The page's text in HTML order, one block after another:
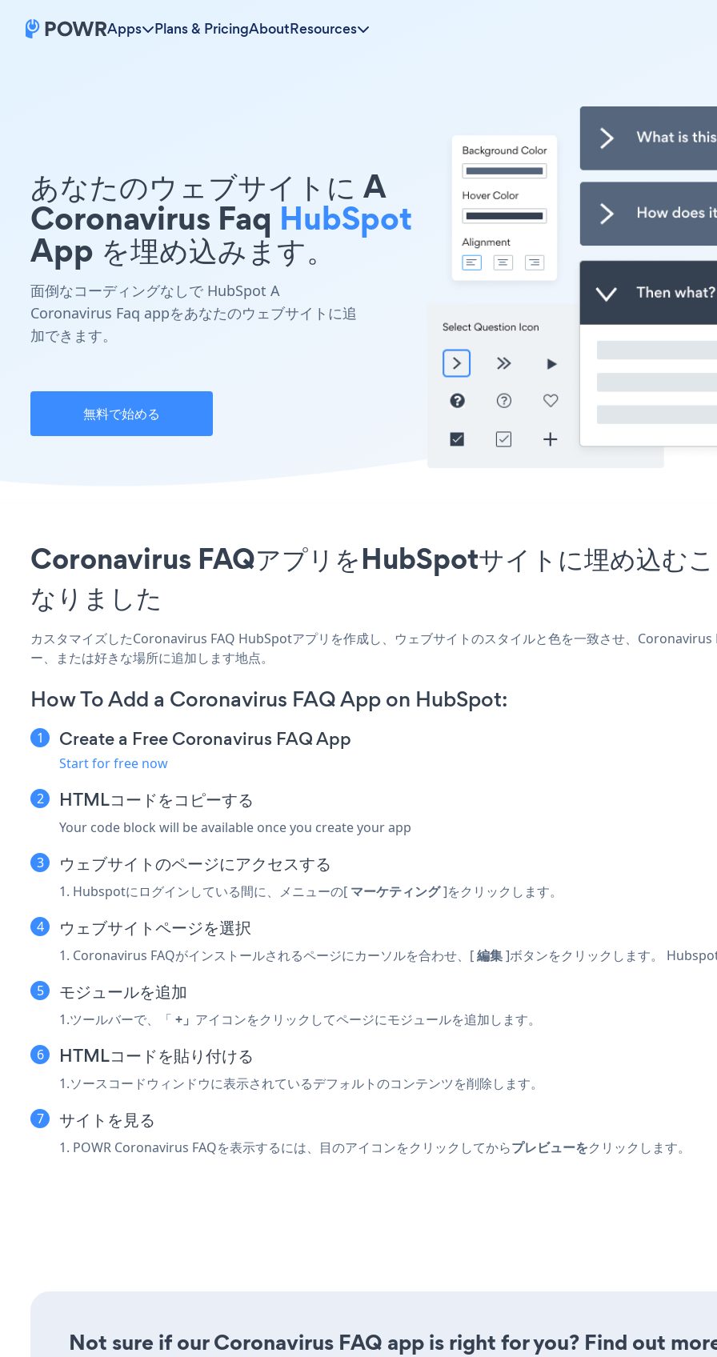
Apps Plans & PricingAboutResources
あなたのウェブサイトに A
Coronavirus Faq HubSpot
App を埋め込みます。
面倒なコーディングなしで HubSpot A
Coronavirus Faq appをあなたのウェブサイトに追
加できます。
無料で始める
Coronavirus FAQアプリをHubSpotサイトに埋め込むこ
なりました
カスタマイズしたCoronavirus FAQ HubSpotアプリを作成し、ウェブサイトのスタイルと色を一致させ、
ー、または好きな場所に追加します地点。
How To Add a Coronavirus FAQ App on HubSpot:
Create a Free Coronavirus FAQ App
Start for free now
HTMLコードをコピーする
Your code block will be available once you create your app
ウェブサイトのページにアクセスする
1. Hubspotにログインしている間に、メニューの[ マーケティング]をクリックします。
ウェブサイトページを選択
1. Coronavirus FAQがインストールされるページにカーソルを合わせ、[編集]ボタンをクリックします。
モジュールを追加
1.ツールバーで、「 +」 アイコンをクリックしてページにモジュールを追加します。
HTMLコードを貼り付ける
1.ソースコードウィンドウに表示されているデフォルトのコンテンツを削除します。
サイトを見る
1. POWR Coronavirus FAQを表示するには、目のアイコンをクリックしてからプレビューをクリックします。
Not sure if our Coronavirus FAQ app is right for you? Find out